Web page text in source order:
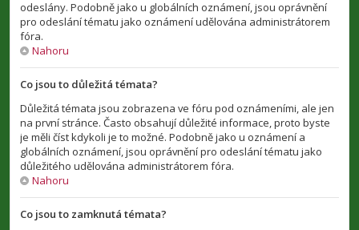
odeslány. Podobně jako u globálních oznámení, jsou oprávnění
pro odeslání tématu jako oznámení udělována administrátorem
fóra.
Nahoru
Co jsou to důležitá témata?
Důležitá témata jsou zobrazena ve fóru pod oznámeními, ale jen
na první stránce. Často obsahují důležité informace, proto byste
je měli číst kdykoli je to možné. Podobně jako u oznámení a
globálních oznámení, jsou oprávnění pro odeslání tématu jako
důležitého udělována administrátorem fóra.
Nahoru
Co jsou to zamknutá témata?